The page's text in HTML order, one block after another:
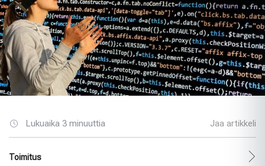
Lukuaika 3 minuuttia Jaa artikkeli
Toimitus